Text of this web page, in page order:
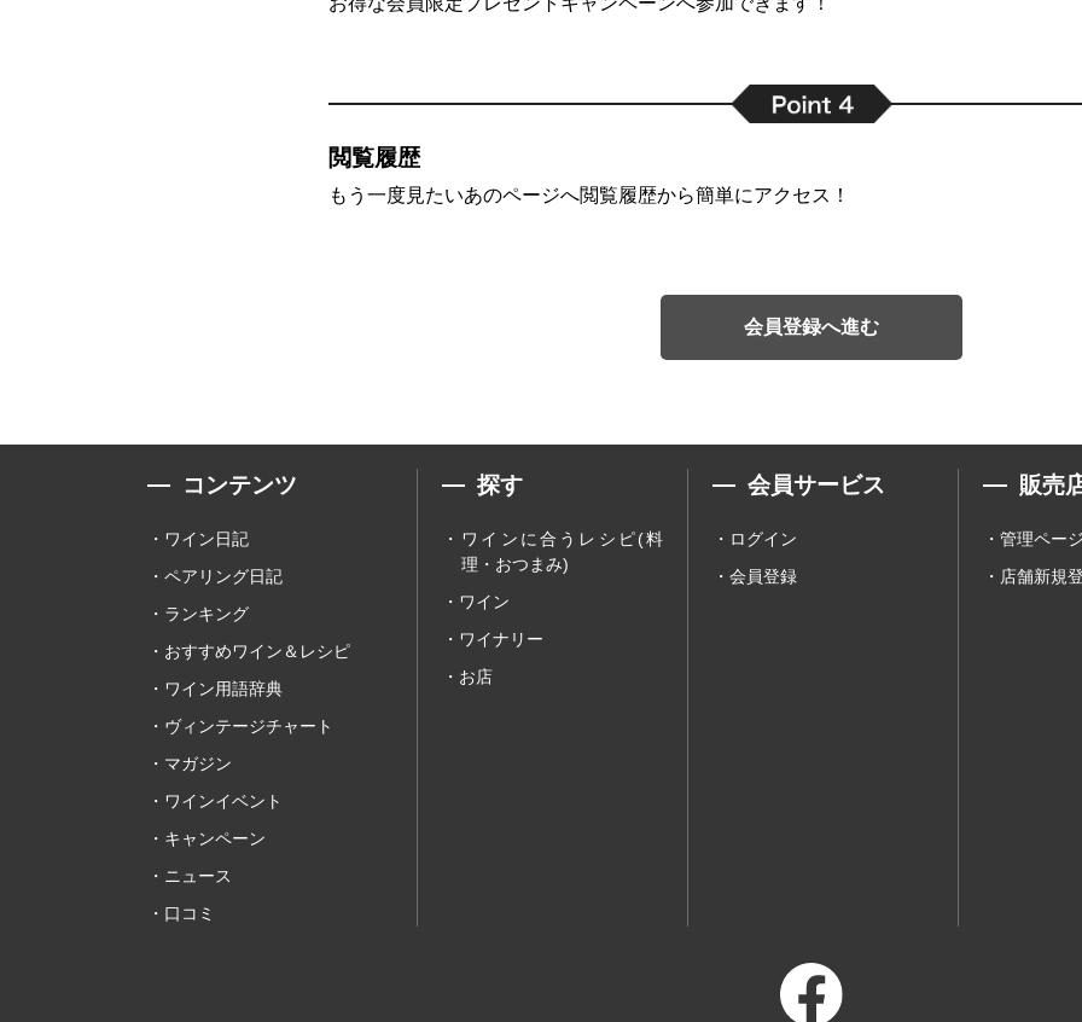
閲覧履歴
もう一度見たいあのページへ閲覧履歴から簡単にアクセス！
会員登録へ進む
コンテンツ
ワイン日記
ペアリング日記
ランキング
おすすめワイン＆レシピ
ワイン用語辞典
ヴィンテージチャート
マガジン
ワインイベント
キャンペーン
ニュース
口コミ
探す
ワインに合うレシピ(料
理・おつまみ)
ワイン
ワイナリー
お店
会員サービス
ログイン
会員登録
販売
管理ペー
店舗新規